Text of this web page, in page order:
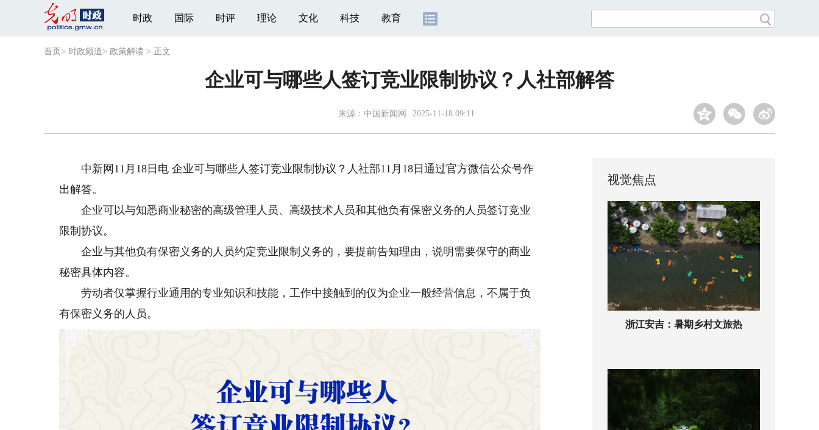
时政 国际 时评 理论 文化 科技 教育
首页 > 时政频道> 政策解读 > 正文
企业可与哪些人签订竞业限制协议？人社部解答
来源： 中国新闻网 2025-11-18 09:11
中新网11月18日电 企业可与哪些人签订竞业限制协议？人社部11月18日通过官方微信公众号作
出解答。
企业可以与知悉商业秘密的高级管理人员、高级技术人员和其他负有保密义务的人员签订竞业
限制协议。
企业与其他负有保密义务的人员约定竞业限制义务的，要提前告知理由，说明需要保守的商业
秘密具体内容。
劳动者仅掌握行业通用的专业知识和技能，工作中接触到的仅为企业一般经营信息，不属于负
有保密义务的人员。
视觉焦点
浙江安吉：暑期乡村文旅热